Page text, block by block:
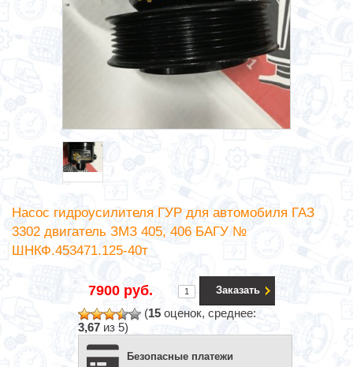
Насос гидроусилителя ГУР для автомобиля ГАЗ
3302 двигатель ЗМЗ 405, 406 БАГУ №
ШНКФ.453471.125-40т
7900 руб. Заказать
(15 оценок, среднее:
3,67 из 5)
Безопасные платежи